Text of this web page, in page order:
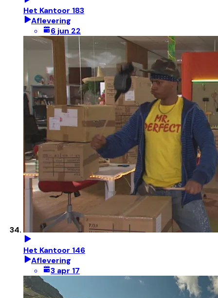
Het Kantoor 183
Aflevering
6 jun 22
Het Kantoor 146
Aflevering
3 apr 17